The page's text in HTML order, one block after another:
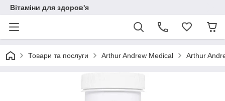
Вітаміни для здоров'я
Товари та послуги Arthur Andrew Medical Arthur